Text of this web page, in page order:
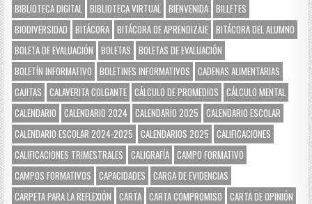
BIBLIOTECA DIGITAL
BIBLIOTECA VIRTUAL BIENVENIDA BILLETES
BIODIVERSIDAD
BITÁCORA BITÁCORA DE APRENDIZAJE BITÁCORA DEL ALUMNO
BOLETA DE EVALUACIÓN
BOLETAS
BOLETAS DE EVALUACIÓN
BOLETÍN INFORMATIVO
BOLETINES INFORMATIVOS
CADENAS ALIMENTARIAS
CAJITAS
CALAVERITA COLGANTE CÁLCULO DE PROMEDIOS
CÁLCULO MENTAL
CALENDARIO
CALENDARIO 2024 CALENDARIO 2025
CALENDARIO ESCOLAR
CALENDARIO ESCOLAR 2024-2025
CALENDARIOS 2025
CALIFICACIONES
CALIFICACIONES TRIMESTRALES
CALIGRAFÍA CAMPO FORMATIVO
CAMPOS FORMATIVOS
CAPACIDADES
CARGA DE EVIDENCIAS
CARPETA PARA LA REFLEXIÓN
CARTA CARTA COMPROMISO
CARTA DE OPINIÓN